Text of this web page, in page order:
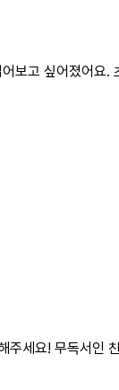
보고 싶어졌어요
주세요! 무독서인